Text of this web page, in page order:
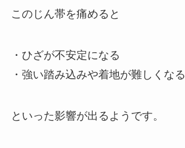
このじん帯を痛めると
・ひざが不安定になる
・強い踏み込みや着地が難しくなる
といった影響が出るようです。